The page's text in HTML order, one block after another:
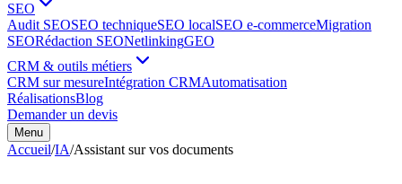
SEO
Audit SEOSEO techniqueSEO localSEO e-commerceMigration
SEORédaction SEONetlinkingGEO
CRM & outils métiers
CRM sur mesureIntégration CRMAutomatisation
RéalisationsBlog
Demander un devis
Menu
Accueil/IA/Assistant sur vos documents